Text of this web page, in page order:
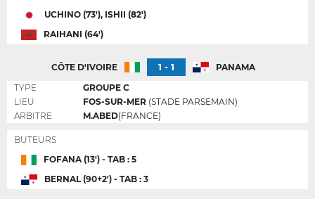
UCHINO (73'), ISHII (82')
RAIHANI (64')
CÔTE D'IVOIRE 1 - 1
PANAMA
TYPE
GROUPE C
LIEU
FOS-SUR-MER (STADE PARSEMAIN)
ARBITRE
M.ABED(FRANCE)
BUTEURS
FOFANA (13') - TAB : 5
BERNAL (90+2') - TAB : 3